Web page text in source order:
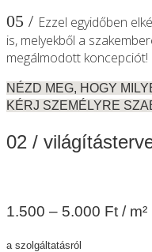
05 / Ezzel egyidőben
is, melyekből a
megálmodott koncepciót!
NÉZD MEG, HOGY
KÉRJ SZEMÉLYRE
02 /
1.500 – 5.000 Ft / m²
a szolgáltatásról